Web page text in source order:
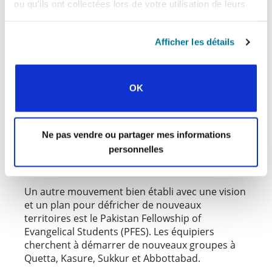
ou qu'ils ont collectées lors de votre utilisation de leurs
Afficher les détails
OK
Ne pas vendre ou partager mes informations
personnelles
Matthew a poursuivi la conversation avec ses
il a participé à la formation pour leaders
étudiants du CECE (EFE), et a hâte de
commencer le nouveau semestre. Le territoire
de Portoviejo a été défriché et ensemencé, et il
porte déjà des fruits.
DES PAS FRANCHIS AU PAKISTAN
Un autre mouvement bien établi avec une vision
et un plan pour défricher de nouveaux
territoires est le Pakistan Fellowship of
Evangelical Students (PFES). Les équipiers
cherchent à démarrer de nouveaux groupes à
Quetta, Kasure, Sukkur et Abbottabad.